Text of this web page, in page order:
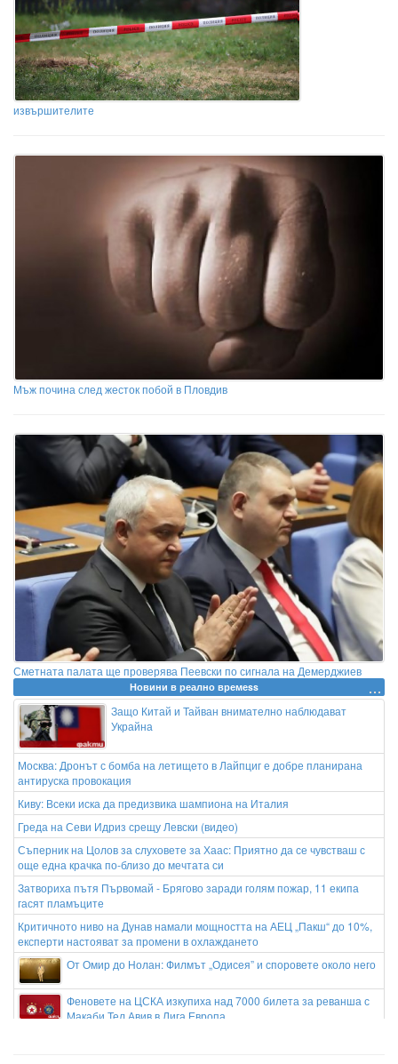
извършителите
Мъж почина след жесток побой в Пловдив
Сметната палата ще проверява Пеевски по сигнала на Демерджиев
Новини в реално времеss
Защо Китай и Тайван внимателно наблюдават
Украйна
Москва: Дронът с бомба на летището в Лайпциг е добре планирана
антируска провокация
Киву: Всеки иска да предизвика шампиона на Италия
Греда на Севи Идриз срещу Левски (видео)
Съперник на Цолов за слуховете за Хаас: Приятно да се чувстваш с
още една крачка по-близо до мечтата си
Затвориха пътя Първомай - Брягово заради голям пожар, 11 екипа
гасят пламъците
Критичното ниво на Дунав намали мощността на АЕЦ „Пакш“ до 10%,
експерти настояват за промени в охлаждането
От Омир до Нолан: Филмът „Одисея” и споровете около него
Феновете на ЦСКА изкупиха над 7000 билета за реванша с
Макаби Тел Авив в Лига Европа